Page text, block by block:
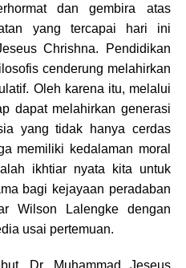
dan gembira atas
yang tercapai hari ini
Chrishna. Pendidikan
cenderung melahirkan
Oleh karena itu, melalui
dapat melahirkan generasi
yang tidak hanya cerdas
memiliki kedalaman moral
ikhtiar nyata kita untuk
bagi kejayaan peradaban
Wilson Lalengke dengan
usai pertemuan.
Dr. Muhammad Jeseus